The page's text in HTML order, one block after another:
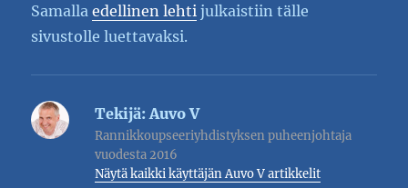
Samallaedellinen lehti julkaistiin tälle
sivustolle luettavaksi.
Tekijä: Auvo V
Rannikkoupseeriyhdistyksen puheenjohtaja
vuodesta 2016
Näytä kaikki käyttäjän Auvo V artikkelit